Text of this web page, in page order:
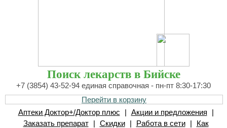
Поиск лекарств в Бийске
+7 (3854) 43-52-94 единая справочная - пн-пт 8:30-17:30
Перейти в корзину
Аптеки Доктор+/Доктор плюс
| Акции и предложения
|
Заказать препарат
| Скидки | Работа в сети |
Как